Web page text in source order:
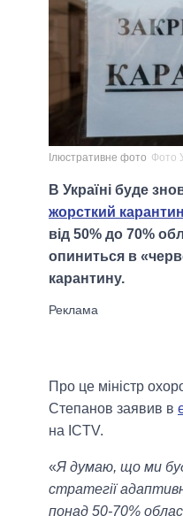
Ілюстративне фото Фото
В Україні буде
жорсткий карантин
від 50% до 70%
опиниться в
карантину.
Про це міністр
Степанов заявив в
на ICTV.
«Я думаю, що ми
стратегії
понад 50-70%